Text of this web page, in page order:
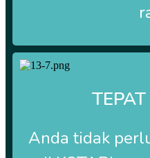
Anda tidak